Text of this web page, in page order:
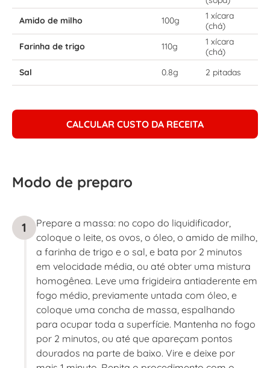
Amido de milho
100g
1 xícara
(chá)
Farinha de trigo
110g
1 xícara
(chá)
Sal
0.8g 2 pitadas
CALCULAR CUSTO DA RECEITA
Modo de preparo
1
Prepare a massa: no copo do liquidificador,
coloque o leite, os ovos, o óleo, o amido de milho,
a farinha de trigo e o sal, e bata por 2 minutos
em velocidade média, ou até obter uma mistura
homogênea. Leve uma frigideira antiaderente em
fogo médio, previamente untada com óleo, e
coloque uma concha de massa, espalhando
para ocupar toda a superfície. Mantenha no fogo
por 2 minutos, ou até que apareçam pontos
dourados na parte de baixo. Vire e deixe por